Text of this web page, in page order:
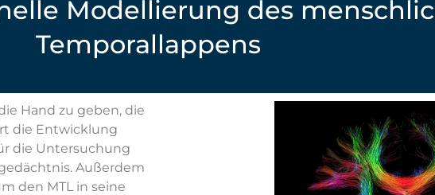
Modellierung des
Temporallappens
Hand zu geben, die
die Entwicklung
die Untersuchung
Außerdem
den MTL in seine